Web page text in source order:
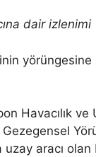
dair izlenimi
Havacılık ve
aracı olan